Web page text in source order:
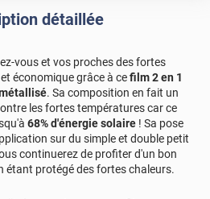
détaillée
vous et vos proches des fortes
économique grâce à cefilm 2 en 1
. Sa composition en fait un
les fortes températures car ce
68% d'énergie solaire ! Sa pose
sur du simple et double petit
continuerez de profiter d'un bon
étant protégé des fortes chaleurs.